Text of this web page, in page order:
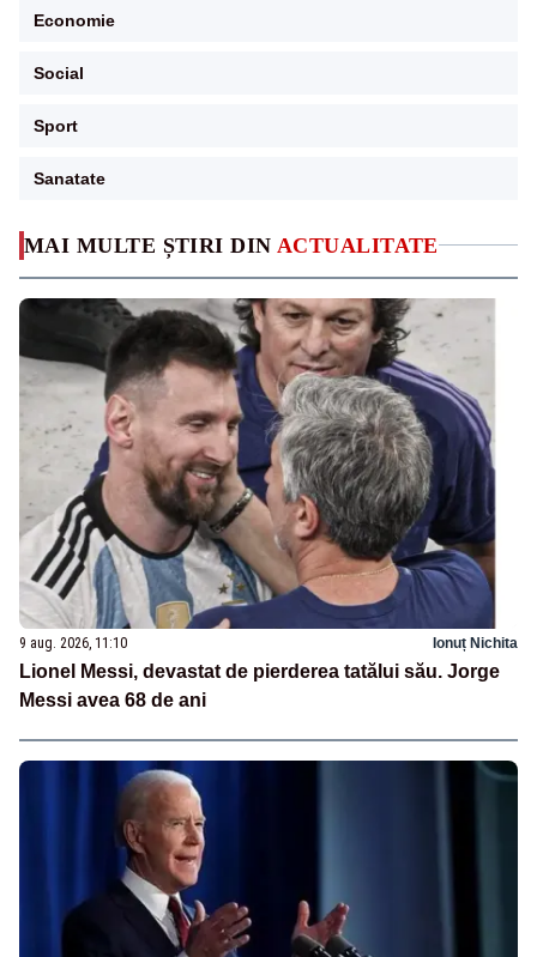
MAI MULTE ȘTIRI DIN ACTUALITATE
9 aug. 2026, 11:10 Ionuț Nichita
Lionel Messi, devastat de pierderea tatălui său. Jorge
Messi avea 68 de ani
Economie
Social
Sport
Sanatate